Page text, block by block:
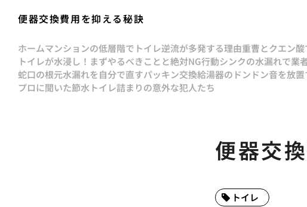
便器交換費用を抑える秘訣
ホームマンションの低層階でトイレ逆流が多発する理由重曹とクエン
トイレが水浸し！まずやるべきことと絶対NG行動シンクの水漏れで業
蛇口の根元水漏れを自分で直すパッキン交換給湯器のドンドン音を放
プロに聞いた節水トイレ詰まりの意外な犯人たち
便器交
トイレ